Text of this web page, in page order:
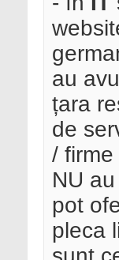
au
țara
de
/
NU
pot
pleca